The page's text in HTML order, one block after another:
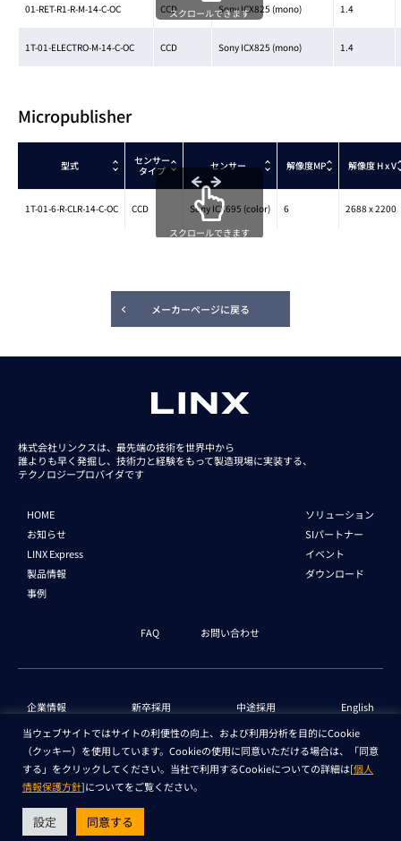
01-RET-R1-R-M-14-C-OC CCD Sony ICX825 (mono) 1.4
1T-01-ELECTRO-M-14-C-OC CCD Sony ICX825 (mono) 1.4
スクロールできます
Micropublisher
型式
センサー
タイプ
センサー 解像度MP 解像度 H x V
1T-01-6-R-CLR-14-C-OC CCD Sony ICX695 (color) 6
2688 x 2200
スクロールできます
メーカーページに戻る
株式会社リンクスは、最先端の技術を世界中から
誰よりも早く発掘し、技術力と経験をもって製造現場に実装する、
テクノロジープロバイダです
HOME
お知らせ
LINX Express
製品情報
事例
ソリューション
SIパートナー
イベント
ダウンロード
FAQ お問い合わせ
企業情報 新卒採用 中途採用 English
個人情報保護法 情報 セキュリティ基本方針
Copyright © LINX Corporation. All Rights Reserved.
当ウェブサイトではサイトの利便性の向上、および利用分析を目的にCookie
（クッキー）を使用しています。Cookieの使用に同意いただける場合は、「同意
する」をクリックしてください。当社で利用するCookieについての詳細は[個人
情報保護方針]についてをご覧ください。
設定 同意する